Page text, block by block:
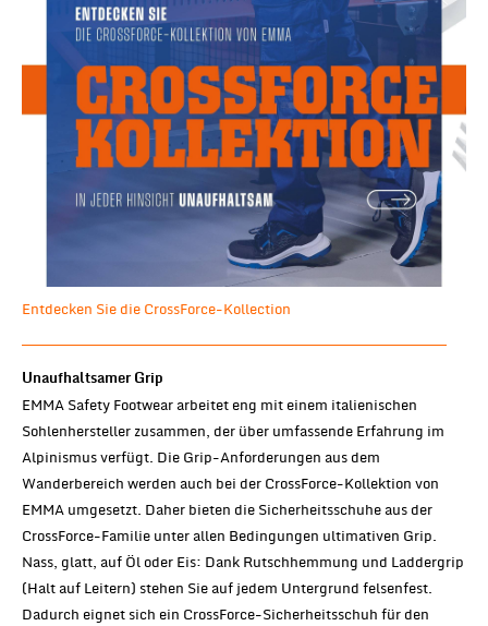
Entdecken Sie die CrossForce-Kollection
Unaufhaltsamer Grip
EMMA Safety Footwear arbeitet eng mit einem italienischen
Sohlenhersteller zusammen, der über umfassende Erfahrung im
Alpinismus verfügt. Die Grip-Anforderungen aus dem
Wanderbereich werden auch bei der CrossForce-Kollektion von
EMMA umgesetzt. Daher bieten die Sicherheitsschuhe aus der
CrossForce-Familie unter allen Bedingungen ultimativen Grip.
Nass, glatt, auf Öl oder Eis: Dank Rutschhemmung und Laddergrip
(Halt auf Leitern) stehen Sie auf jedem Untergrund felsenfest.
Dadurch eignet sich ein CrossForce-Sicherheitsschuh für den